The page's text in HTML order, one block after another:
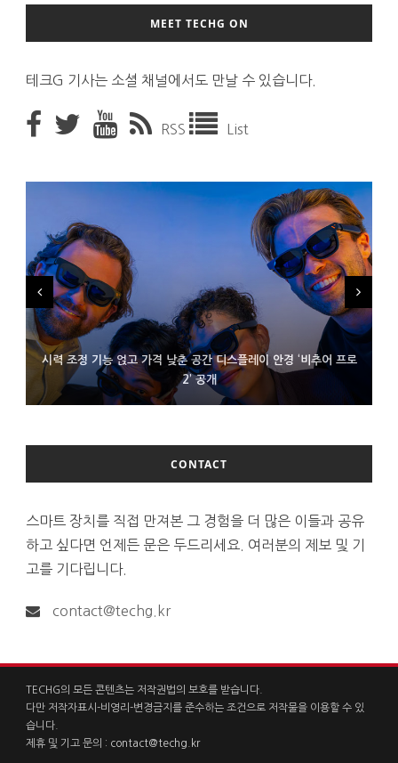
MEET TECHG ON
테크G 기사는 소셜 채널에서도 만날 수 있습니다.
RSS List
시력 조정 기능 얹고 가격 낮춘 공간 디스플레이 안경 ‘비추어 프로
2’ 공개
D램 부족에 10억달러어치 아이폰18 프로세서 패키징 대기 중
300~400달러 반지형 스피커 준비하는 오픈AI
CONTACT
스마트 장치를 직접 만져본 그 경험을 더 많은 이들과 공유
하고 싶다면 언제든 문은 두드리세요. 여러분의 제보 및 기
고를 기다립니다.
contact@techg.kr
TECHG의 모든 콘텐츠는 저작권법의 보호를 받습니다.
다만 저작자표시-비영리-변경금지를 준수하는 조건으로 저작물을 이용할 수 있
습니다.
제휴 및 기고 문의 : contact@techg.kr